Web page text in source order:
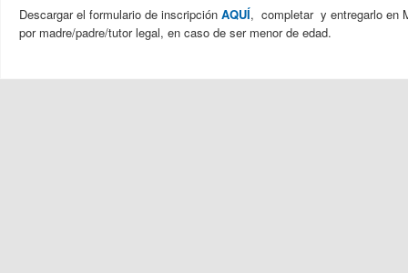
Descargar el formulario de inscripción AQUÍ, completar y entregarlo en
por madre/padre/tutor legal, en caso de ser menor de edad.